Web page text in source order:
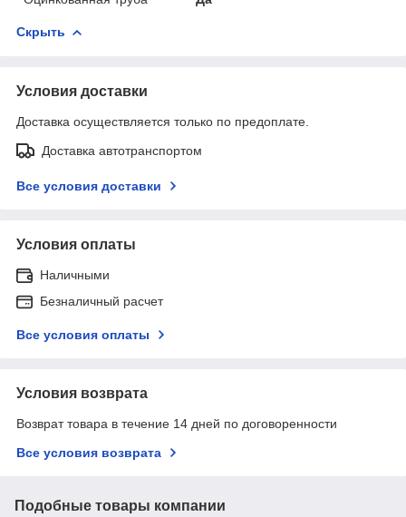
Скрыть
Условия доставки
Доставка осуществляется только по предоплате.
Доставка автотранспортом
Все условия доставки
Условия оплаты
Наличными
Безналичный расчет
Все условия оплаты
Условия возврата
Возврат товара в течение 14 дней по договоренности
Все условия возврата
Подобные товары компании